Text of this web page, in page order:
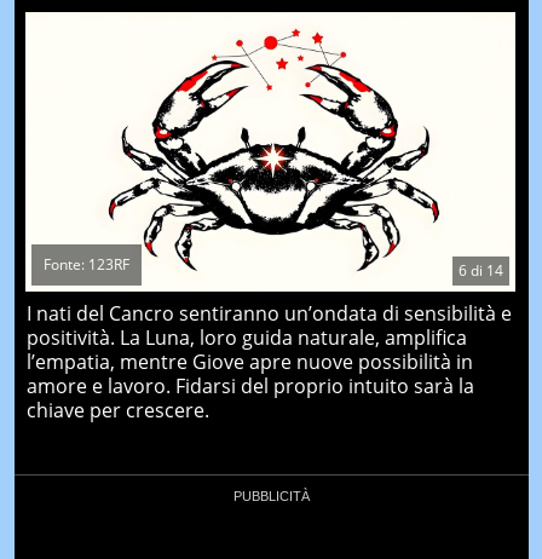
6di 14
Fonte: 123RF
I nati del Cancro sentiranno un’ondata di sensibilità e
positività. La Luna, loro guida naturale, amplifica
l’empatia, mentre Giove apre nuove possibilità in
amore e lavoro. Fidarsi del proprio intuito sarà la
chiave per crescere.